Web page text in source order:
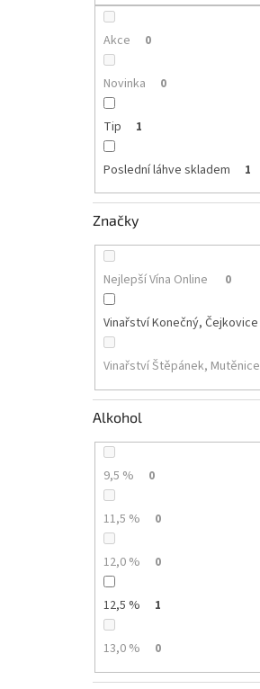
Akce 0
Novinka 0
Tip 1
Poslední láhve skladem 1
Značky
Nejlepší Vína Online 0
Vinařství Konečný, Čejkovice
Vinařství Štěpánek, Mutěnice
Alkohol
9,5 % 0
11,5 % 0
12,0 % 0
12,5 % 1
13,0 % 0